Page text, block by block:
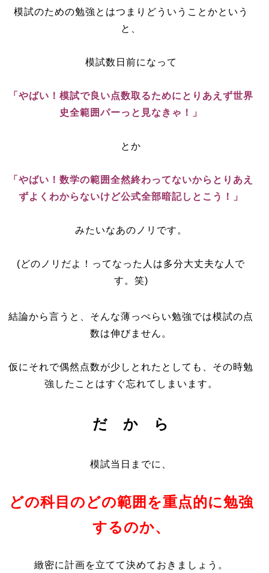
模試のための勉強とはつまりどういうことかという
と、
模試数日前になって
「やばい！模試で良い点数取るためにとりあえず世界
史全範囲パーっと見なきゃ！」
とか
「やばい！数学の範囲全然終わってないからとりあえ
ずよくわからないけど公式全部暗記しとこう！」
みたいなあのノリです。
(どのノリだよ！ってなった人は多分大丈夫な人で
す。笑)
結論から言うと、そんな薄っぺらい勉強では模試の点
数は伸びません。
仮にそれで偶然点数が少しとれたとしても、その時勉
強したことはすぐ忘れてしまいます。
だ か ら
模試当日までに、
どの科目のどの範囲を重点的に勉強
するのか、
緻密に計画を立てて決めておきましょう。